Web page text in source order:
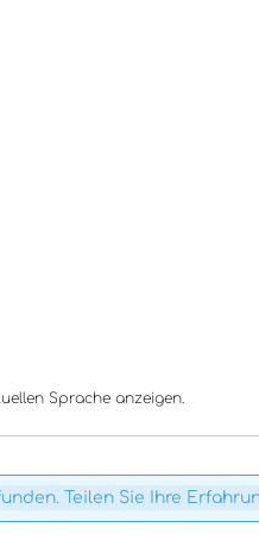
Sprache anzeigen.
Teilen Sie Ihre